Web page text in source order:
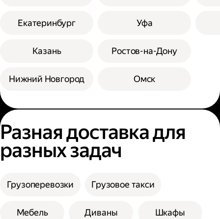
Екатеринбург
Казань
Нижний Новгород
Уфа
Ростов-на-Дону
Омск
Разная доставка для
разных задач
Грузоперевозки Грузовое такси
Мебель Диваны Шкафы